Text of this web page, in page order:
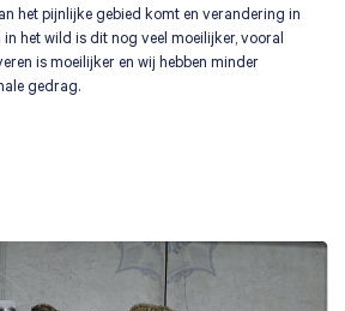
het pijnlijke gebied komt en verandering in
in het wild is dit nog veel moeilijker, vooral
is moeilijker en wij hebben minder
gedrag.